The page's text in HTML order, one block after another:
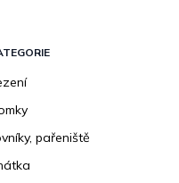
pařeniště